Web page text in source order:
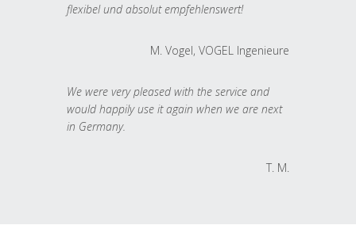
flexibel und absolut empfehlenswert!
M. Vogel, VOGEL Ingenieure
We were very pleased with the service and
would happily use it again when we are next
in Germany.
T. M.